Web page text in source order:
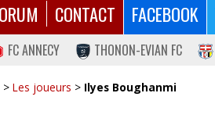
CONTACT FACEBOOK
FC ANNECY THONON-EVIAN FC
> Les joueurs > Ilyes Boughanmi